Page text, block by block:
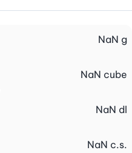
NaN g
NaN cube
NaN dl
NaN c.s.